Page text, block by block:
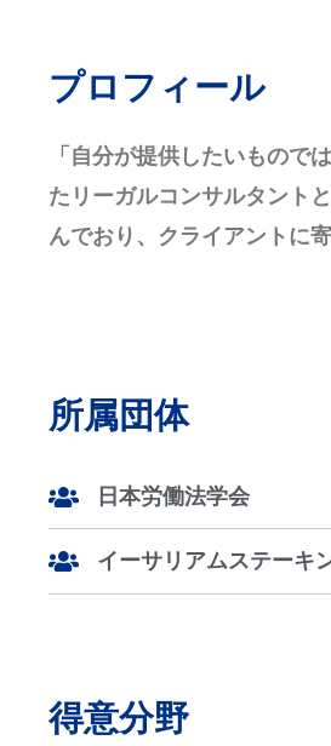
プロフィール
「自分が提供したいもので
たリーガルコンサルタント
んでおり、クライアントに
所属団体
日本労働法学会
イーサリアムステーキ
得意分野